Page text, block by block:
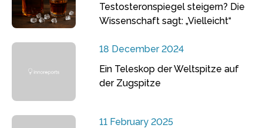
Testosteronspiegel steigern? Die
Wissenschaft sagt: „Vielleicht“
18 December 2024
Ein Teleskop der Weltspitze auf
der Zugspitze
11 February 2025